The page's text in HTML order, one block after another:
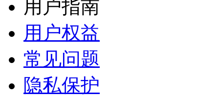
用户指南
用户权益
常见问题
隐私保护